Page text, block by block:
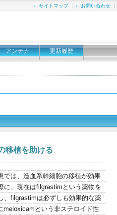
サイトマップ お問い合わせ
アンテナ 更新履歴
移植を助ける
では、造血系幹細胞の移植が効果
に、現在はfilgrastimという薬物を
、filgrastimは必ずしも効果的な薬
meloxicamという非ステロイド性